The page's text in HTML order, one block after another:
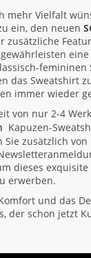
mehr Vielfalt
ein, den neuen
zusätzliche
femininen
das Sweatshirt
immer wieder
von nur 2-4
Kapuzen-
Sie zusätzlich
dieses
erwerben.
und das
der schon jetzt